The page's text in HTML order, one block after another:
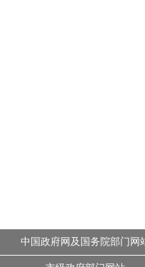
中国政府网及国务院部门网